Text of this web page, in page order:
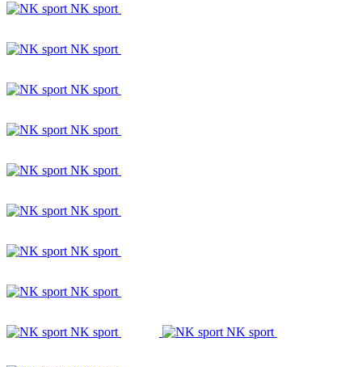
NK sport
NK sport
NK sport
NK sport
NK sport
NK sport
NK sport
NK sport
NK sport NK sport